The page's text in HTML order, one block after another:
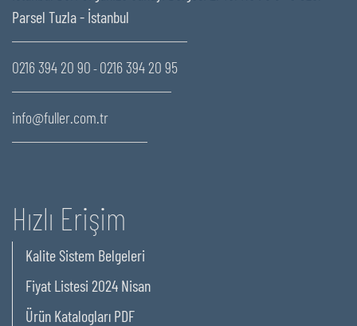
Parsel Tuzla - İstanbul
0216 394 20 90 - 0216 394 20 95
info@fuller.com.tr
Hızlı Erişim
Kalite Sistem Belgeleri
Fiyat Listesi 2024 Nisan
Ürün Katalogları PDF